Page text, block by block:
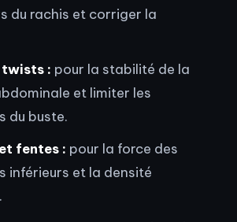
du rachis et corriger la
twists : pour la stabilité de la
et limiter les
du buste.
fentes : pour la force des
inférieurs et la densité